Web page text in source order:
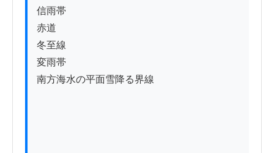
信雨帯
赤道
冬至線
変雨帯
南方海水の平面雪降る界線